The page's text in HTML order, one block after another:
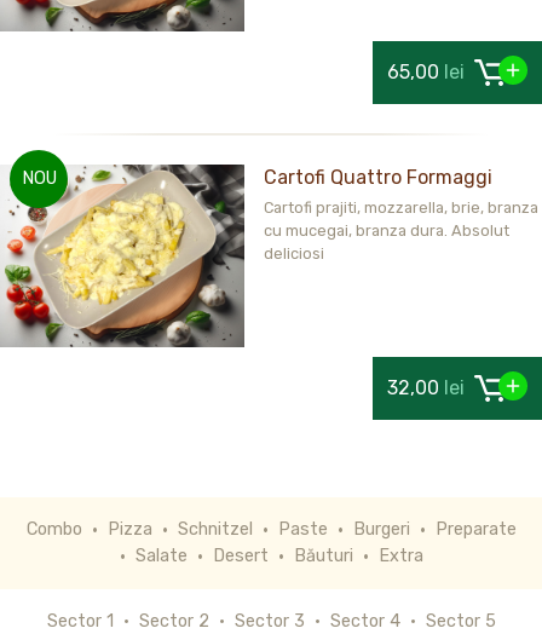
65,00 lei
NOU Cartofi Quattro Formaggi
Cartofi prajiti, mozzarella, brie, branza
cu mucegai, branza dura. Absolut
deliciosi
32,00 lei
Combo Pizza Schnitzel Paste Burgeri
Preparate
Salate
Desert Băuturi Extra
Sector 1 Sector 2 Sector 3 Sector 4
Sector 5